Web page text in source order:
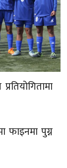
फाइनमा पुग्न